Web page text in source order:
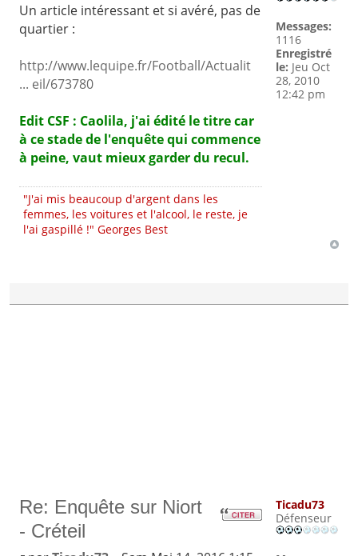
Un article intéressant et si avéré, pas de
quartier :
http://www.lequipe.fr/Football/Actualit
... eil/673780
Edit CSF : Caolila, j'ai édité le titre car
à ce stade de l'enquête qui commence
à peine, vaut mieux garder du recul.
"J'ai mis beaucoup d'argent dans les
femmes, les voitures et l'alcool, le reste, je
l'ai gaspillé !" Georges Best
Messages:
1116
Enregistré
le: Jeu Oct
28, 2010
12:42 pm
Re: Enquête sur Niort
- Créteil
Ticadu73
Défenseur